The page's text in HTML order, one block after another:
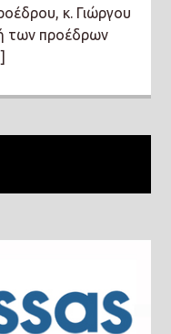
κ. Γιώργου
των προέδρων